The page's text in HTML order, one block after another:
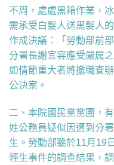
不周，處處黑箱作業，
需承受白髮人送黑髮人
作成決議：「勞動部前
分署長謝宜容應受嚴厲
如情節重大者將撤職查
公決案。
二、本院國民黨黨團，
姓公務員疑似因遭到分
生。勞動部雖於11月19
輕生事件的調查結果，